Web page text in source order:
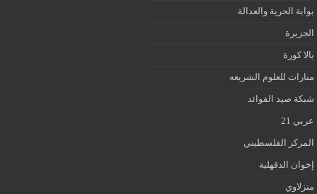
بوابة الحرية والعدالة
الجزيرة
يالا كورة
منارات للعلوم الشريعه
شبكة صيد الفوائد
عربي 21
المركز الفلسطيني
إخوان الدقهلية
منزلاوي